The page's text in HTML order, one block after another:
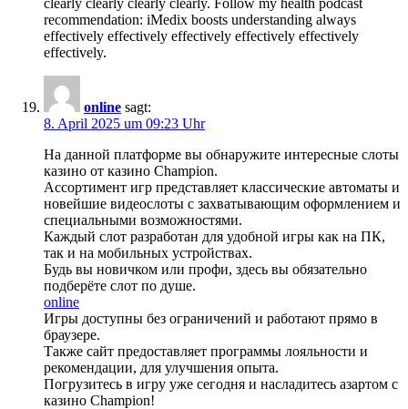
recommendation: iMedix boosts understanding always
effectively effectively effectively effectively effectively
effectively.
online sagt:
8. April 2025 um 09:23 Uhr
На данной платформе вы обнаружите интересные слоты
казино от казино Champion.
Ассортимент игр представляет классические автоматы и
новейшие видеослоты с захватывающим оформлением и
специальными возможностями.
Каждый слот разработан для удобной игры как на ПК,
так и на мобильных устройствах.
Будь вы новичком или профи, здесь вы обязательно
подберёте слот по душе.
online
Игры доступны без ограничений и работают прямо в
браузере.
Также сайт предоставляет программы лояльности и
рекомендации, для улучшения опыта.
Погрузитесь в игру уже сегодня и насладитесь азартом с
казино Champion!